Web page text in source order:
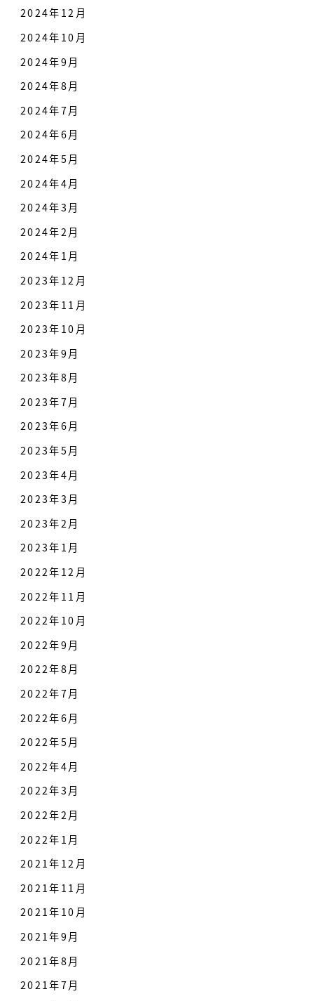
2024年12月
2024年10月
2024年9月
2024年8月
2024年7月
2024年6月
2024年5月
2024年4月
2024年3月
2024年2月
2024年1月
2023年12月
2023年11月
2023年10月
2023年9月
2023年8月
2023年7月
2023年6月
2023年5月
2023年4月
2023年3月
2023年2月
2023年1月
2022年12月
2022年11月
2022年10月
2022年9月
2022年8月
2022年7月
2022年6月
2022年5月
2022年4月
2022年3月
2022年2月
2022年1月
2021年12月
2021年11月
2021年10月
2021年9月
2021年8月
2021年7月